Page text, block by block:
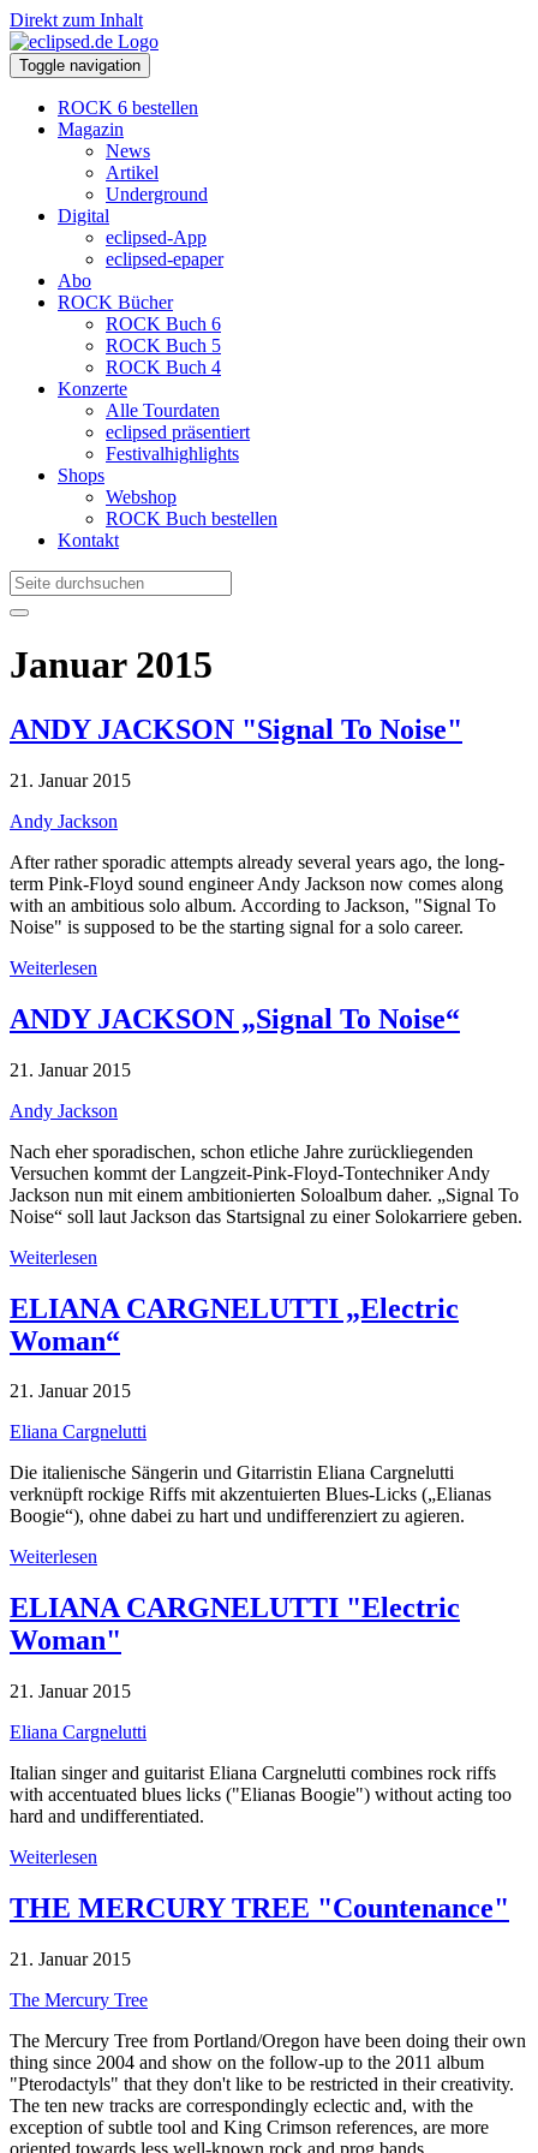
Direkt zum Inhalt
Toggle navigation
ROCK 6 bestellen
Magazin
News
Artikel
Underground
Digital
eclipsed-App
eclipsed-epaper
Abo
ROCK Bücher
ROCK Buch 6
ROCK Buch 5
ROCK Buch 4
Konzerte
Alle Tourdaten
eclipsed präsentiert
Festivalhighlights
Shops
Webshop
ROCK Buch bestellen
Kontakt
Januar 2015
ANDY JACKSON "Signal To Noise"
21. Januar 2015
Andy Jackson
After rather sporadic attempts already several years ago, the long-
term Pink-Floyd sound engineer Andy Jackson now comes along
with an ambitious solo album. According to Jackson, "Signal To
Noise" is supposed to be the starting signal for a solo career.
Weiterlesen
ANDY JACKSON „Signal To Noise“
21. Januar 2015
Andy Jackson
Nach eher sporadischen, schon etliche Jahre zurückliegenden
Versuchen kommt der Langzeit-Pink-Floyd-Tontechniker Andy
Jackson nun mit einem ambitionierten Soloalbum daher. „Signal To
Noise“ soll laut Jackson das Startsignal zu einer Solokarriere geben.
Weiterlesen
ELIANA CARGNELUTTI „Electric
Woman“
21. Januar 2015
Eliana Cargnelutti
Die italienische Sängerin und Gitarristin Eliana Cargnelutti
verknüpft rockige Riffs mit akzentuierten Blues-Licks („Elianas
Boogie“), ohne dabei zu hart und undifferenziert zu agieren.
Weiterlesen
ELIANA CARGNELUTTI "Electric
Woman"
21. Januar 2015
Eliana Cargnelutti
Italian singer and guitarist Eliana Cargnelutti combines rock riffs
with accentuated blues licks ("Elianas Boogie") without acting too
hard and undifferentiated.
Weiterlesen
THE MERCURY TREE "Countenance"
21. Januar 2015
The Mercury Tree
The Mercury Tree from Portland/Oregon have been doing their own
thing since 2004 and show on the follow-up to the 2011 album
"Pterodactyls" that they don't like to be restricted in their creativity.
The ten new tracks are correspondingly eclectic and, with the
exception of subtle tool and King Crimson references, are more
oriented towards less well-known rock and prog bands.